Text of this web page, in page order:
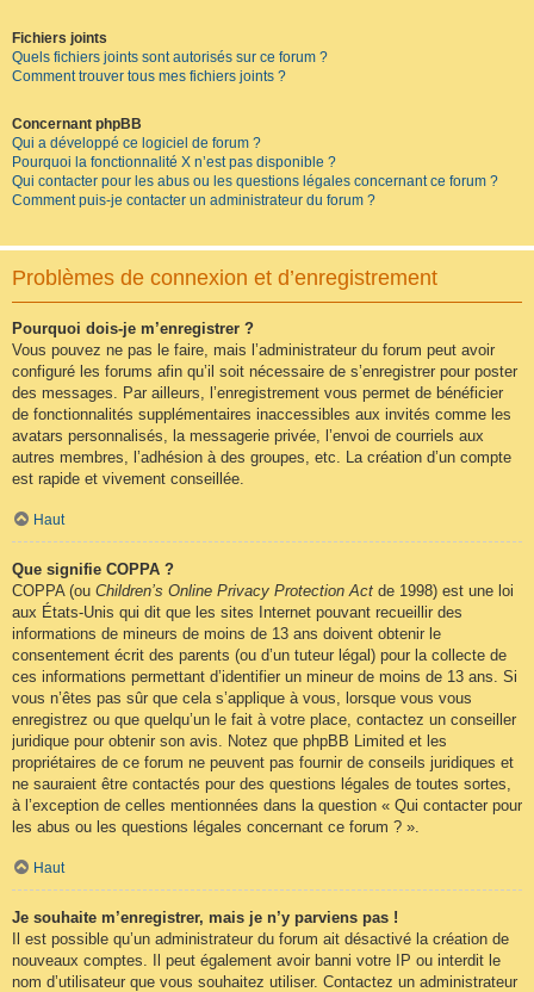
Fichiers joints
Quels fichiers joints sont autorisés sur ce forum ?
Comment trouver tous mes fichiers joints ?
Concernant phpBB
Qui a développé ce logiciel de forum ?
Pourquoi la fonctionnalité X n’est pas disponible ?
Qui contacter pour les abus ou les questions légales concernant ce forum ?
Comment puis-je contacter un administrateur du forum ?
Problèmes de connexion et d’enregistrement
Pourquoi dois-je m’enregistrer ?
Vous pouvez ne pas le faire, mais l’administrateur du forum peut avoir
configuré les forums afin qu’il soit nécessaire de s’enregistrer pour poster
des messages. Par ailleurs, l’enregistrement vous permet de bénéficier
de fonctionnalités supplémentaires inaccessibles aux invités comme les
avatars personnalisés, la messagerie privée, l’envoi de courriels aux
autres membres, l’adhésion à des groupes, etc. La création d’un compte
est rapide et vivement conseillée.
Haut
Que signifie COPPA ?
COPPA (ou Children’s Online Privacy Protection Act de 1998) est une loi
aux États-Unis qui dit que les sites Internet pouvant recueillir des
informations de mineurs de moins de 13 ans doivent obtenir le
consentement écrit des parents (ou d’un tuteur légal) pour la collecte de
ces informations permettant d’identifier un mineur de moins de 13 ans. Si
vous n’êtes pas sûr que cela s’applique à vous, lorsque vous vous
enregistrez ou que quelqu’un le fait à votre place, contactez un conseiller
juridique pour obtenir son avis. Notez que phpBB Limited et les
propriétaires de ce forum ne peuvent pas fournir de conseils juridiques et
ne sauraient être contactés pour des questions légales de toutes sortes,
à l’exception de celles mentionnées dans la question « Qui contacter pour
les abus ou les questions légales concernant ce forum ? ».
Haut
Je souhaite m’enregistrer, mais je n’y parviens pas !
Il est possible qu’un administrateur du forum ait désactivé la création de
nouveaux comptes. Il peut également avoir banni votre IP ou interdit le
nom d’utilisateur que vous souhaitez utiliser. Contactez un administrateur